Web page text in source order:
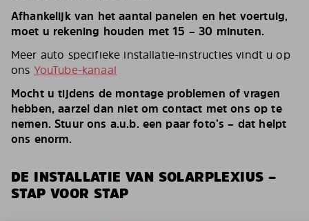
Afhankelijk van het aantal panelen en het voertuig,
moet u rekening houden met 15 – 30 minuten.
Meer auto specifieke installatie-instructies vindt u op
ons YouTube-kanaal
Mocht u tijdens de montage problemen of vragen
hebben, aarzel dan niet om contact met ons op te
nemen. Stuur ons a.u.b. een paar foto’s – dat helpt
ons enorm.
DE INSTALLATIE VAN SOLARPLEXIUS –
STAP VOOR STAP